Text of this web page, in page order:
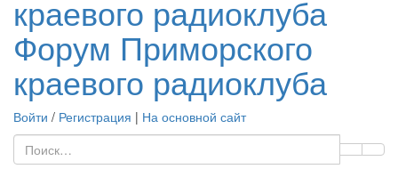
Форум Приморского
краевого радиоклуба
Войти / Регистрация | На основной сайт